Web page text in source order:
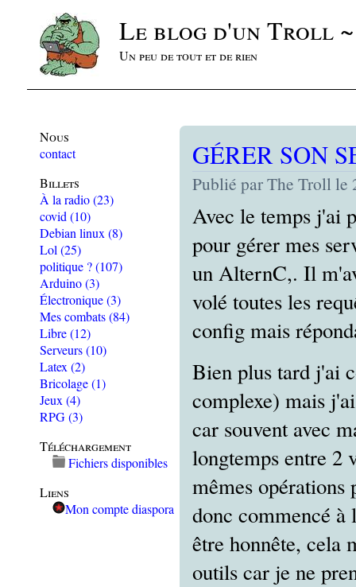
Le blog d'un Troll
Un peu de tout et de rien
Nous
contact
Billets
À la radio(23)
covid (10)
Debian linux (8)
Lol (25)
politique ?(107)
Arduino(3)
Électronique(3)
Mes combats(84)
Libre(12)
Serveurs(10)
Latex (2)
Bricolage(1)
Jeux (4)
RPG(3)
Téléchargement
Fichiers disponibles
Liens
Mon compte diaspora
GÉRER SON
Publié par The Troll le
Avec le temps j'ai
pour gérer mes
un AlternC,. Il
volé toutes les
config mais
Bien plus tard j'ai
complexe) mais
car souvent avec
longtemps entre 2
mêmes
donc commencé
être honnête, cela
outils car je ne